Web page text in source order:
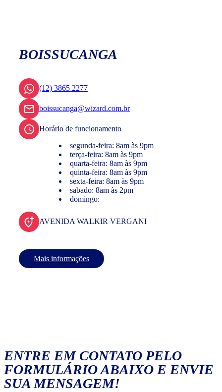
BOISSUCANGA
(12) 3865 2277
boissucanga@wizard.com.br
Horário de funcionamento
segunda-feira: 8am às 9pm
terça-feira: 8am às 9pm
quarta-feira: 8am às 9pm
quinta-feira: 8am às 9pm
sexta-feira: 8am às 9pm
sabado: 8am às 2pm
domingo:
AVENIDA WALKIR VERGANI
Mais informações
ENTRE EM CONTATO PELO
FORMULÁRIO ABAIXO E ENVIE
SUA MENSAGEM!